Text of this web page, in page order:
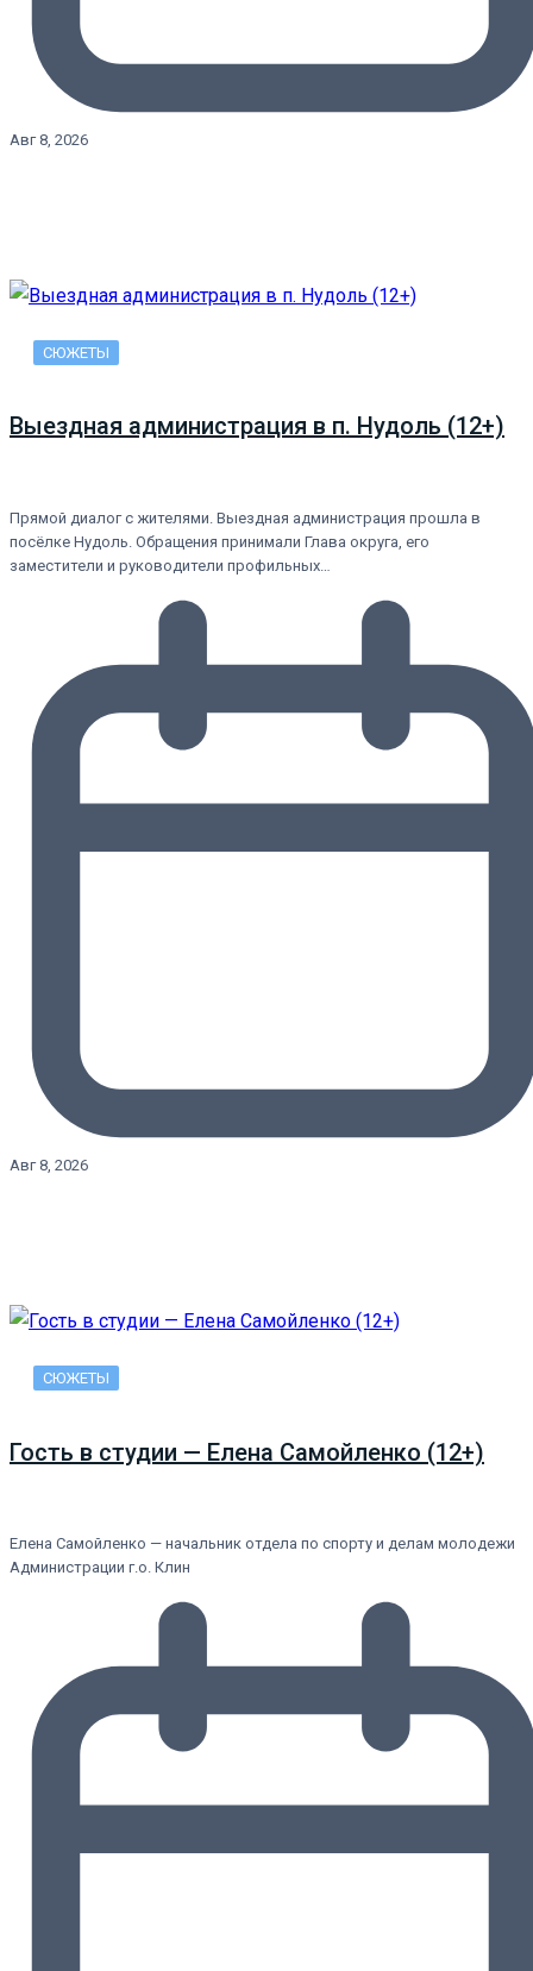
Авг 8, 2026
СЮЖЕТЫ
Выездная администрация в п. Нудоль (12+)
Прямой диалог с жителями. Выездная администрация прошла в
посёлке Нудоль. Обращения принимали Глава округа, его
заместители и руководители профильных…
Авг 8, 2026
СЮЖЕТЫ
Гость в студии — Елена Самойленко (12+)
Елена Самойленко — начальник отдела по спорту и делам молодежи
Администрации г.о. Клин